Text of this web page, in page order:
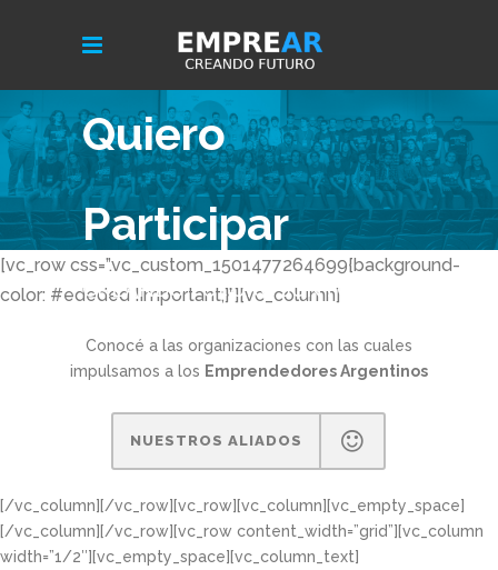
Quiero
Participar
CREANDO FUTURO JUNTOS
[vc_row css=”.vc_custom_1501477264699{background-
color: #ededed !important;}”][vc_column]
Conocé a las organizaciones con las cuales
impulsamos a los Emprendedores Argentinos
NUESTROS ALIADOS
[/vc_column][/vc_row][vc_row][vc_column][vc_empty_space]
[/vc_column][/vc_row][vc_row content_width=”grid”][vc_column
width=”1/2″][vc_empty_space][vc_column_text]